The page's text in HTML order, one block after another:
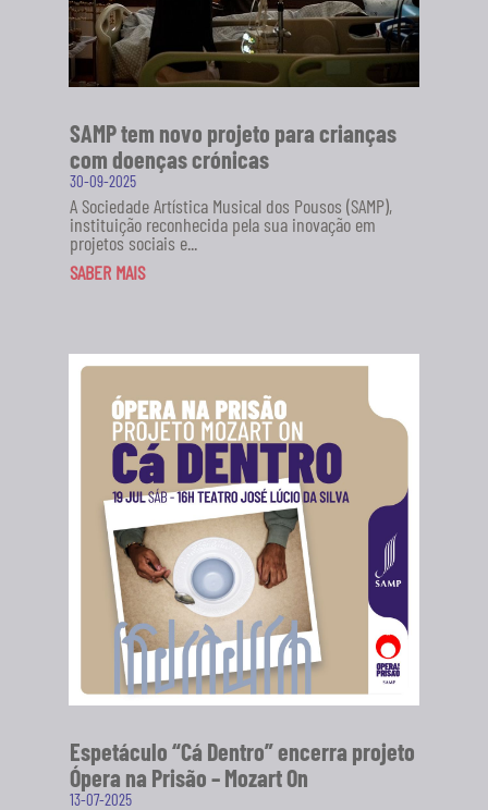
SAMP tem novo projeto para crianças
com doenças crónicas
30-09-2025
A Sociedade Artística Musical dos Pousos (SAMP),
instituição reconhecida pela sua inovação em
projetos sociais e...
SABER MAIS
Espetáculo “Cá Dentro” encerra projeto
Ópera na Prisão – Mozart On
13-07-2025